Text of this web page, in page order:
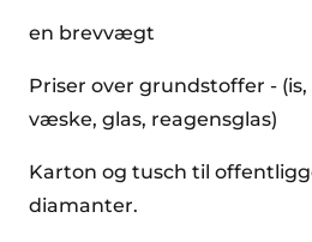
en brevvægt
Priser over grundstoffer -
væske, glas, reagensglas)
Karton og tusch til
diamanter.